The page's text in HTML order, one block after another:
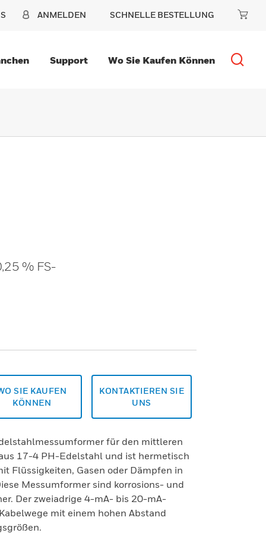
ANMELDEN SCHNELLE BESTELLUNG
Support Wo Sie Kaufen Können
% FS-
SIE KAUFEN
KÖNNEN
KONTAKTIEREN SIE
UNS
für den mittleren
17-4 PH-Edelstahl und ist hermetisch
Flüssigkeiten, Gasen oder Dämpfen in
Messumformer sind korrosions- und
Der zweiadrige 4-mA- bis 20-mA-
mit einem hohen Abstand